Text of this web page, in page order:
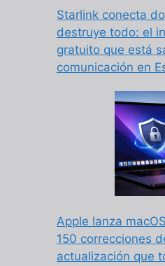
Starlink conecta
destruye todo: el
gratuito que está
comunicación en
Apple lanza
150 correcciones
actualización que